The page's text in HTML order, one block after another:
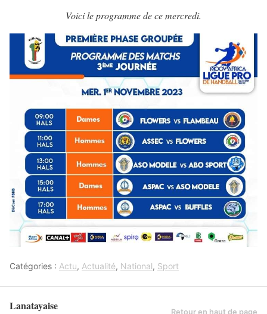
Voici le programme de ce mercredi.
Catégories : Actu, Actualité, National, Sport
Lanatayaise Retour en haut de page